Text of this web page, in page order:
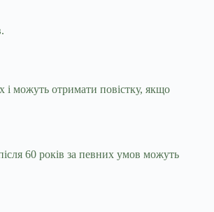
і можуть отримати повістку, якщо
60 років за певних умов можуть